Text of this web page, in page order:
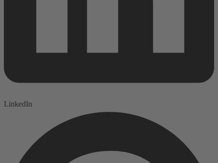
LinkedIn